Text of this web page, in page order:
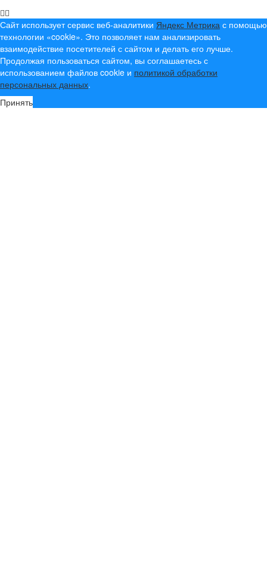
Сайт использует сервис веб-аналитики Яндекс Метрика с помощью
технологии «cookie». Это позволяет нам анализировать
взаимодействие посетителей с сайтом и делать его лучше.
Продолжая пользоваться сайтом, вы соглашаетесь с
использованием файлов cookie и политикой обработки
персональных данных.
Принять